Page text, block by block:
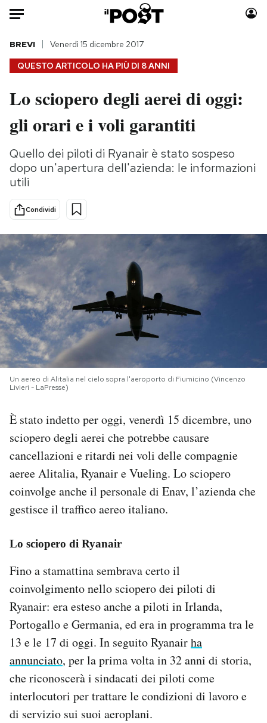
Auto
HOME
Italia
Politica
Tecnologia
Internet
Cultura
Economia
Sport
Moda
Consumismi
Storie/Idee
Ok Boomer!
Mondiali calcio 2026
PODCAST
NEWSLETTER
I MIEI PREFERITI
AREA PERSONALE
Area Personale
Notifiche mobile
Hai bisogno di aiuto?
Esci
QUESTO ARTICOLO HA PIÙ DI 8 ANNI
BREVI Venerdì 15 dicembre 2017
Lo sciopero degli aerei di oggi:
gli orari e i voli garantiti
Quello dei piloti di Ryanair è stato sospeso
dopo un'apertura dell'azienda: le informazioni
utili
Condividi
Un aereo di Alitalia nel cielo sopra l'aeroporto di Fiumicino (Vincenzo
Livieri - LaPresse)
È stato indetto per oggi, venerdì 15 dicembre, uno
sciopero degli aerei che potrebbe causare
cancellazioni e ritardi nei voli delle compagnie
aeree Alitalia, Ryanair e Vueling. Lo sciopero
coinvolge anche il personale di Enav, l’azienda che
gestisce il traffico aereo italiano.
Lo sciopero di Ryanair
Fino a stamattina sembrava certo il
coinvolgimento nello sciopero dei piloti di
Ryanair: era esteso anche a piloti in Irlanda,
Portogallo e Germania, ed era in programma tra le
13 e le 17 di oggi. In seguito Ryanairha
annunciato, per la prima volta in 32 anni di storia,
che riconoscerà i sindacati dei piloti come
interlocutori per trattare le condizioni di lavoro e
di servizio sui suoi aeroplani.